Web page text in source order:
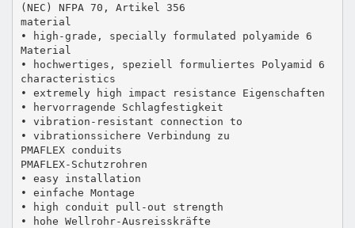
(NEC) NFPA 70, Artikel 356
material
• high-grade, specially formulated polyamide 6
Material
• hochwertiges, speziell formuliertes Polyamid 6
characteristics
• extremely high impact resistance Eigenschaften
• hervorragende Schlagfestigkeit
• vibration-resistant connection to
• vibrationssichere Verbindung zu
PMAFLEX conduits
PMAFLEX-Schutzrohren
• easy installation
• einfache Montage
• high conduit pull-out strength
• hohe Wellrohr-Ausreisskräfte